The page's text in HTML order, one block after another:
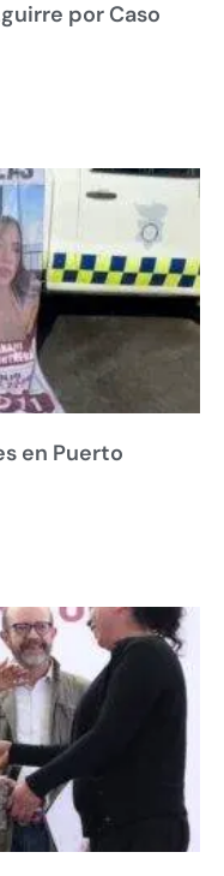
por Caso
en Puerto